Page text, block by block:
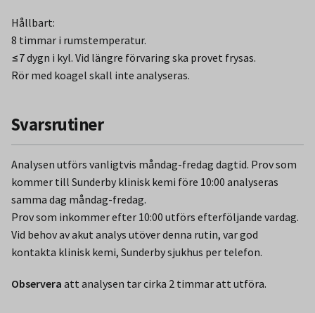
Hållbart:
8 timmar i rumstemperatur.
≤7 dygn i kyl. Vid längre förvaring ska provet frysas.
Rör med koagel skall inte analyseras.
Svarsrutiner
Analysen utförs vanligtvis måndag-fredag dagtid. Prov som
kommer till Sunderby klinisk kemi före 10:00 analyseras
samma dag måndag-fredag.
Prov som inkommer efter 10:00 utförs efterföljande vardag.
Vid behov av akut analys utöver denna rutin, var god
kontakta klinisk kemi, Sunderby sjukhus per telefon.
Observera att analysen tar cirka 2 timmar att utföra.